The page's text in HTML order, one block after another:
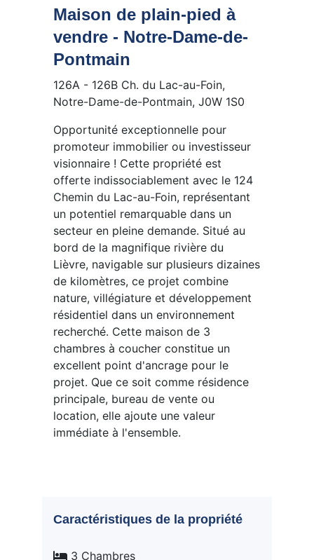
Maison de plain-pied à
vendre - Notre-Dame-de-
Pontmain
126A - 126B Ch. du Lac-au-Foin,
Notre-Dame-de-Pontmain, J0W 1S0
Opportunité exceptionnelle pour
promoteur immobilier ou investisseur
visionnaire ! Cette propriété est
offerte indissociablement avec le 124
Chemin du Lac-au-Foin, représentant
un potentiel remarquable dans un
secteur en pleine demande. Situé au
bord de la magnifique rivière du
Lièvre, navigable sur plusieurs dizaines
de kilomètres, ce projet combine
nature, villégiature et développement
résidentiel dans un environnement
recherché. Cette maison de 3
chambres à coucher constitue un
excellent point d'ancrage pour le
projet. Que ce soit comme résidence
principale, bureau de vente ou
location, elle ajoute une valeur
immédiate à l'ensemble.
Caractéristiques de la propriété
3 Chambres